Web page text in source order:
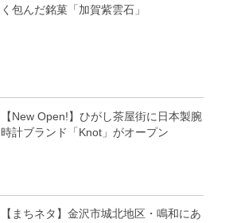
く包んだ銘菓「加賀紫雲石」
【New Open!】ひがし茶屋街に日本製腕
時計ブランド「Knot」がオープン
【まちネタ】金沢市城北地区・鳴和にあ